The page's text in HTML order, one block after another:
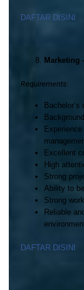
DAFTAR DISINI
Marketing
Requirements:
Excellent
High
Strong
Ability to
Strong
Reliable
DAFTAR DISINI